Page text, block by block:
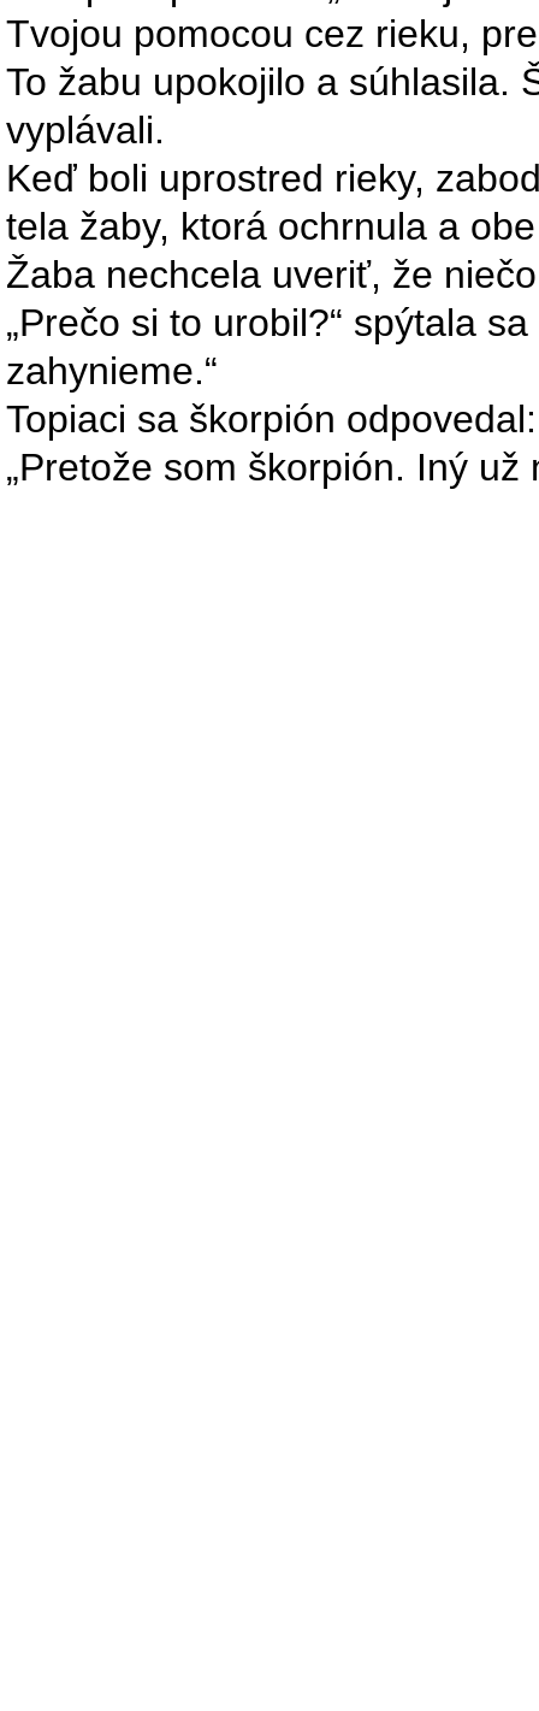
Tvojou pomocou cez rieku,
To žabu upokojilo a súhlasila.
vyplávali.
Keď boli uprostred rieky,
tela žaby, ktorá ochrnula a
Žaba nechcela uveriť, že
„Prečo si to urobil?“ spýtala
zahynieme.“
Topiaci sa škorpión odpovedal:
„Pretože som škorpión. Iný už